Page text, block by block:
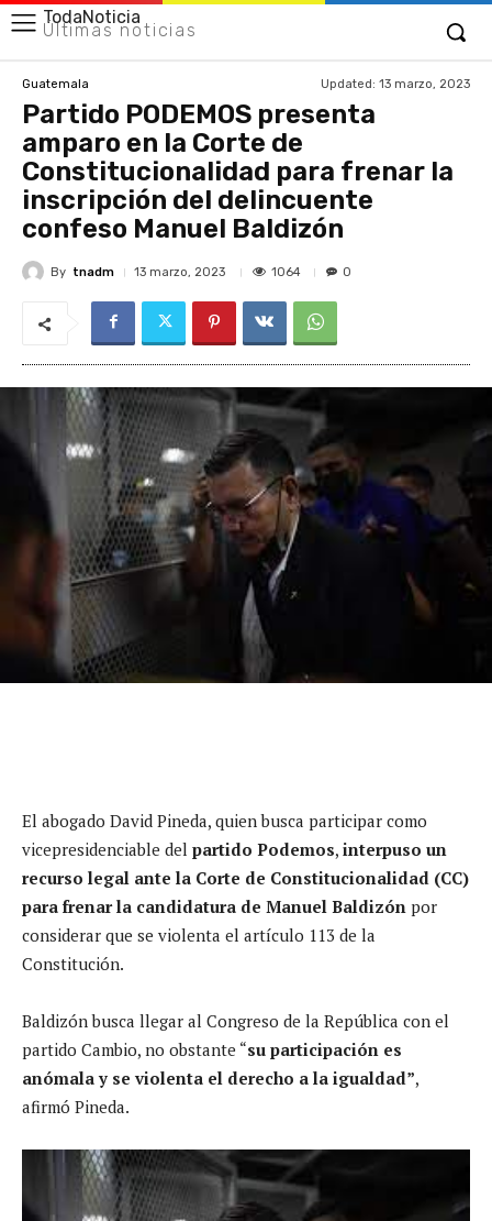
TodaNoticia
Últimas noticias
Guatemala Updated: 13 marzo, 2023
Partido PODEMOS presenta
amparo en la Corte de
Constitucionalidad para frenar la
inscripción del delincuente
confeso Manuel Baldizón
By tnadm 13 marzo, 2023 1064 0
El abogado David Pineda, quien busca participar como
vicepresidenciable del partido Podemos, interpuso un
recurso legal ante la Corte de Constitucionalidad (CC)
para frenar la candidatura de Manuel Baldizón por
considerar que se violenta el artículo 113 de la
Constitución.
Baldizón busca llegar al Congreso de la República con el
partido Cambio, no obstante “su participación es
anómala y se violenta el derecho a la igualdad”,
afirmó Pineda.